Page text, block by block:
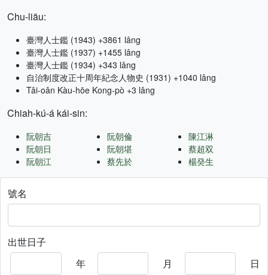
Chu-liāu:
臺灣人士鑑 (1943) +3861 lâng
臺灣人士鑑 (1937) +1455 lâng
臺灣人士鑑 (1934) +343 lâng
自治制度改正十周年紀念人物史 (1931) +1040 lâng
Tâi-oân Kàu-hōe Kong-pò +3 lâng
Chiah-kú-á kái-sin:
阮朝吉
阮朝日
阮朝江
阮朝倫
阮朝堪
蔡先於
陳江淋
蔡超双
楊癸生
號名
出世日子
年
月
日